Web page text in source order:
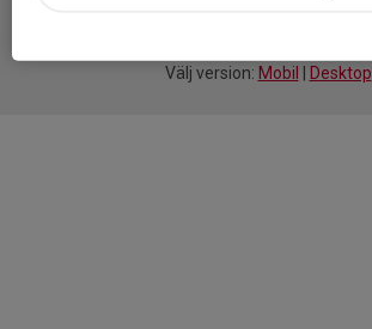
Välj version: Mobil Desktop